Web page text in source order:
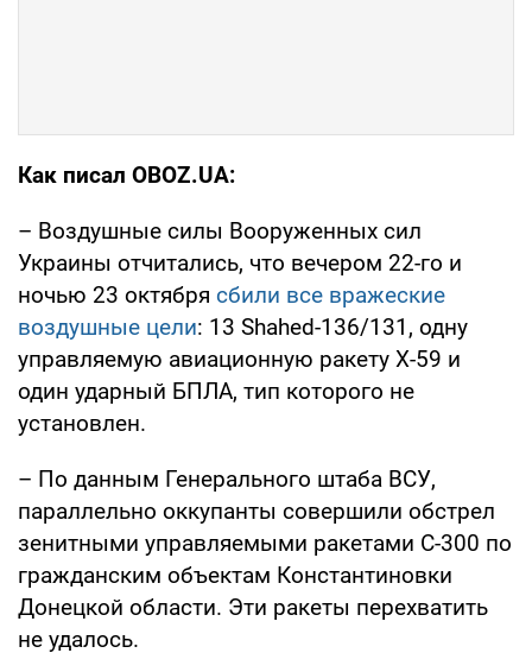
Как писал OBOZ.UA:
– Воздушные силы Вооруженных сил
Украины отчитались, что вечером 22-го и
ночью 23 октября сбили все вражеские
воздушные цели: 13 Shahed-136/131, одну
управляемую авиационную ракету Х-59 и
один ударный БПЛА, тип которого не
установлен.
– По данным Генерального штаба ВСУ,
параллельно оккупанты совершили обстрел
зенитными управляемыми ракетами С-300 по
гражданским объектам Константиновки
Донецкой области. Эти ракеты перехватить
не удалось.